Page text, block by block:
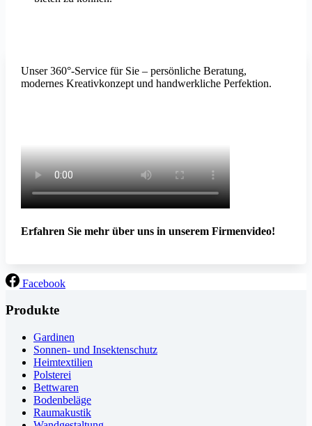
Unser 360°-Service für Sie – persönliche Beratung,
modernes Kreativkonzept und handwerkliche Perfektion.
Erfahren Sie mehr über uns in unserem Firmenvideo!
Facebook
Produkte
Gardinen
Sonnen- und Insektenschutz
Heimtextilien
Polsterei
Bettwaren
Bodenbeläge
Raumakustik